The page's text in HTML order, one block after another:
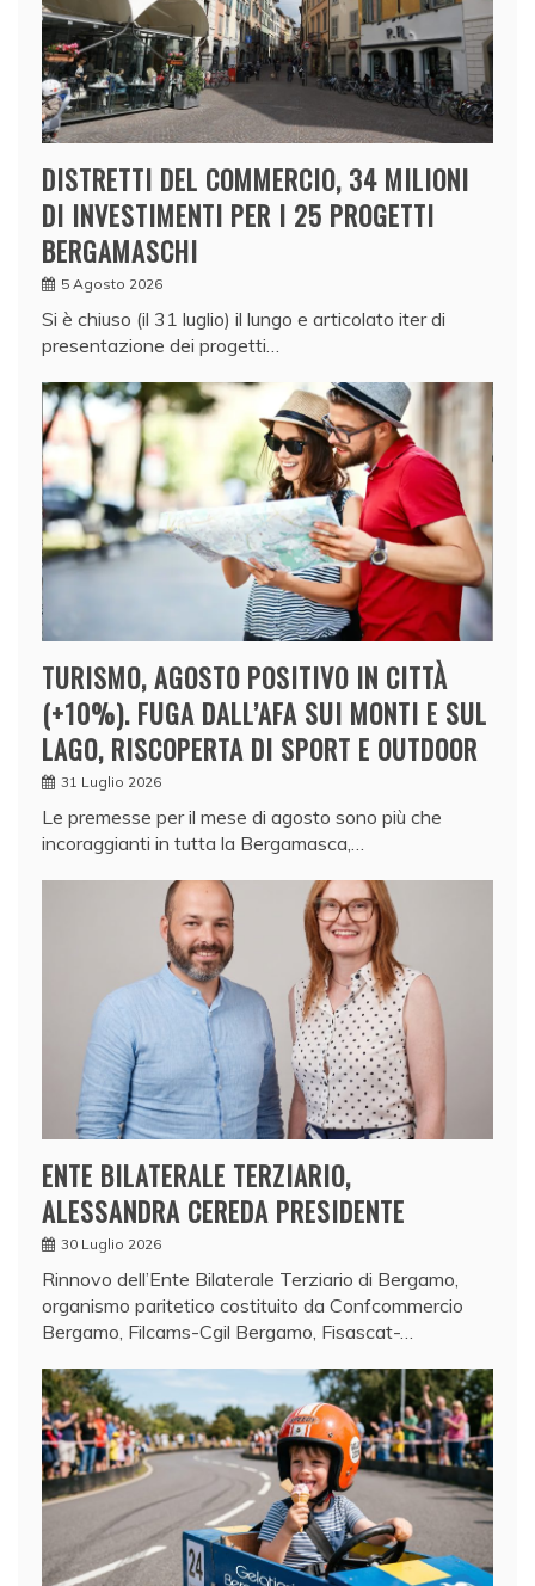
DISTRETTI DEL COMMERCIO, 34 MILIONI
DI INVESTIMENTI PER I 25 PROGETTI
BERGAMASCHI
5 Agosto 2026
Si è chiuso (il 31 luglio) il lungo e articolato iter di
presentazione dei progetti…
TURISMO, AGOSTO POSITIVO IN CITTÀ
(+10%). FUGA DALL’AFA SUI MONTI E SUL
LAGO, RISCOPERTA DI SPORT E OUTDOOR
31 Luglio 2026
Le premesse per il mese di agosto sono più che
incoraggianti in tutta la Bergamasca,…
ENTE BILATERALE TERZIARIO,
ALESSANDRA CEREDA PRESIDENTE
30 Luglio 2026
Rinnovo dell’Ente Bilaterale Terziario di Bergamo,
organismo paritetico costituito da Confcommercio
Bergamo, Filcams-Cgil Bergamo, Fisascat-…